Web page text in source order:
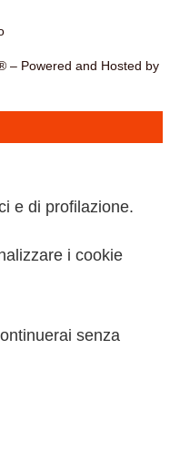
– Powered and Hosted by
e di profilazione.
i cookie
senza